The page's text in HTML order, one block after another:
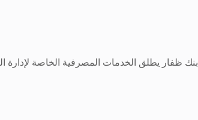
بنك ظفار يطلق الخدمات المصرفية الخاصة لإدارة